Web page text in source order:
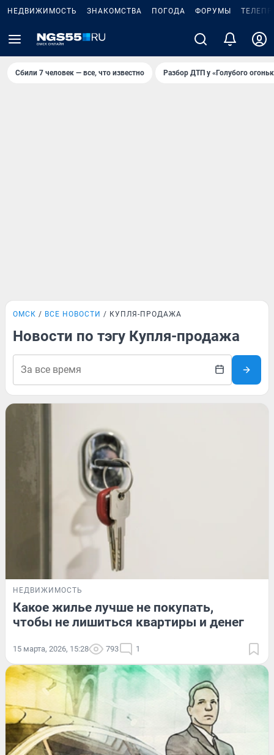
НЕДВИЖИМОСТЬ ЗНАКОМСТВА ПОГОДА ФОРУМЫ
Сбили 7 человек — все, что известно Разбор ДТП у «Голубого
ОМСК ВСЕ НОВОСТИ КУПЛЯ-ПРОДАЖА
Новости по тэгу Купля-продажа
НЕДВИЖИМОСТЬ
Какое жилье лучше не покупать,
чтобы не лишиться квартиры и денег
15 марта, 2026, 15:28 793 1